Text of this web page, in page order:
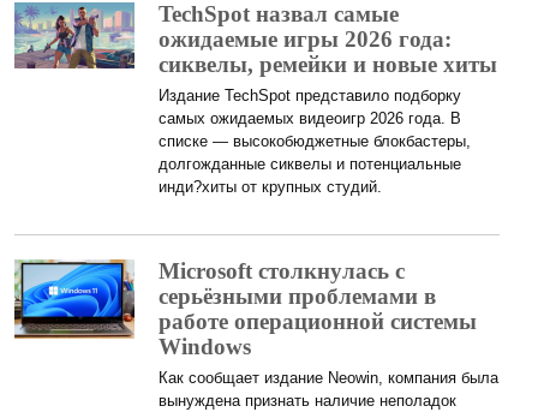
TechSpot назвал самые
ожидаемые игры 2026 года:
сиквелы, ремейки и новые хиты
Издание TechSpot представило подборку
самых ожидаемых видеоигр 2026 года. В
списке — высокобюджетные блокбастеры,
долгожданные сиквелы и потенциальные
инди?хиты от крупных студий.
Microsoft столкнулась с
серьёзными проблемами в
работе операционной системы
Windows
Как сообщает издание Neowin, компания была
вынуждена признать наличие неполадок